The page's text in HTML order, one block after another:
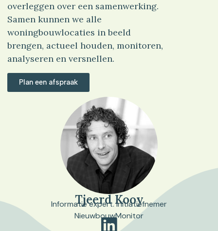
overleggen over een samenwerking.
Samen kunnen we alle
woningbouwlocaties in beeld
brengen, actueel houden, monitoren,
analyseren en versnellen.
Plan een afspraak
Tjeerd Kooy
Informatie expert. Initiatiefnemer
NieuwbouwMonitor